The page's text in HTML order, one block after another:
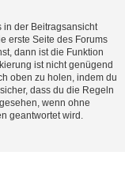
in der Beitragsansicht
erste Seite des Forums
dann ist die Funktion
ist nicht genügend
oben zu holen, indem du
dass du die Regeln
wenn ohne
geantwortet wird.